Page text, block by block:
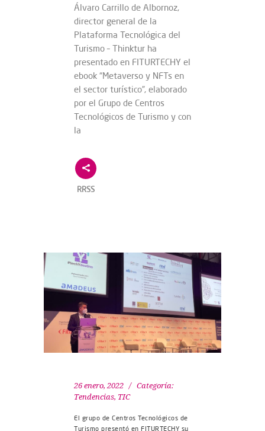
Álvaro Carrillo de Albornoz,
director general de la
Plataforma Tecnológica del
Turismo – Thinktur ha
presentado en FITURTECHY el
ebook “Metaverso y NFTs en
el sector turístico”, elaborado
por el Grupo de Centros
Tecnológicos de Turismo y con
la
RRSS
26 enero, 2022
Categoría:
Tendencias, TIC
El grupo de Centros Tecnológicos de
Turismo presentó en FITURTECHY su